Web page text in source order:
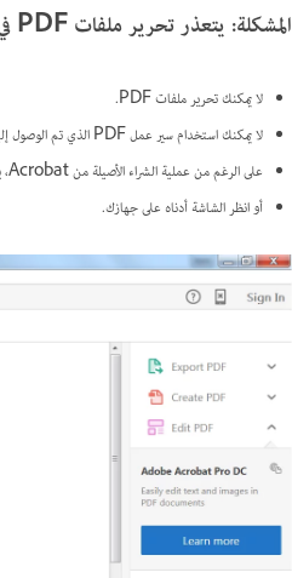
المشكلة: يتعذر تحرير ملفات PDF في Acrobat
لا يمكنك تحرير ملفات PDF.
لا يمكنك استخدام سير عمل PDF الذي تم الوصول إليه مسبقاً مثل إخراج و إنشاء ملف PDF ز دمج و غيرها.
على الرغم من عملية الشراء الأصيلة من Acrobat، يتطلب منك إعادة الاشتراك.
أو انظر الشاشة أدناه على جهازك.